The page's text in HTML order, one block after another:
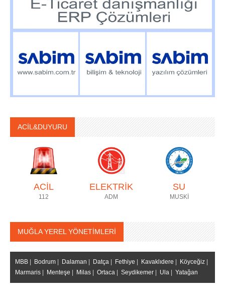
ACİL&DUYURU
ACİL
112
ELEKTRİK
ADM
SU
MUSKİ
MUĞLA YEREL YÖNETİMLERİ
MBB Bodrum Dalaman Datça Fethiye Kavaklıdere Köyceğiz
Marmaris
Menteşe Milas Ortaca Seydikemer Ula Yatağan